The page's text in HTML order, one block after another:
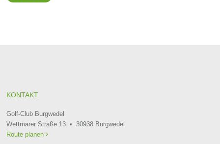
KONTAKT
Golf-Club Burgwedel
Wettmarer Straße 13 • 30938 Burgwedel
Route planen